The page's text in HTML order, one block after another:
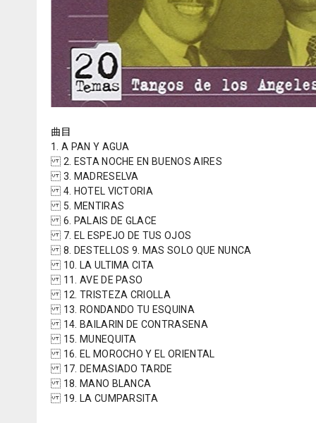
曲目
1. A PAN Y AGUA
2. ESTA NOCHE EN BUENOS AIRES
3. MADRESELVA
4. HOTEL VICTORIA
5. MENTIRAS
6. PALAIS DE GLACE
7. EL ESPEJO DE TUS OJOS
8. DESTELLOS 9. MAS SOLO QUE NUNCA
10. LA ULTIMA CITA
11. AVE DE PASO
12. TRISTEZA CRIOLLA
13. RONDANDO TU ESQUINA
14. BAILARIN DE CONTRASENA
15. MUNEQUITA
16. EL MOROCHO Y EL ORIENTAL
17. DEMASIADO TARDE
18. MANO BLANCA
19. LA CUMPARSITA